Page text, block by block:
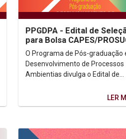
PPGDPA - Edital de
para Bolsa CAPES/
O Programa de Pós-graduação
Desenvolvimento de Processos
Ambientias divulga o Edital de
LER